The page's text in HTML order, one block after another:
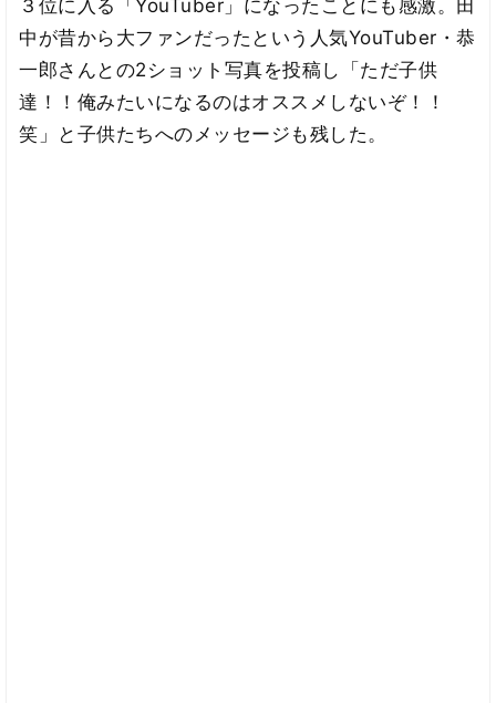
３位に入る「YouTuber」になったことにも感激。田
中が昔から大ファンだったという人気YouTuber・恭
一郎さんとの2ショット写真を投稿し「ただ子供
達！！俺みたいになるのはオススメしないぞ！！
笑」と子供たちへのメッセージも残した。